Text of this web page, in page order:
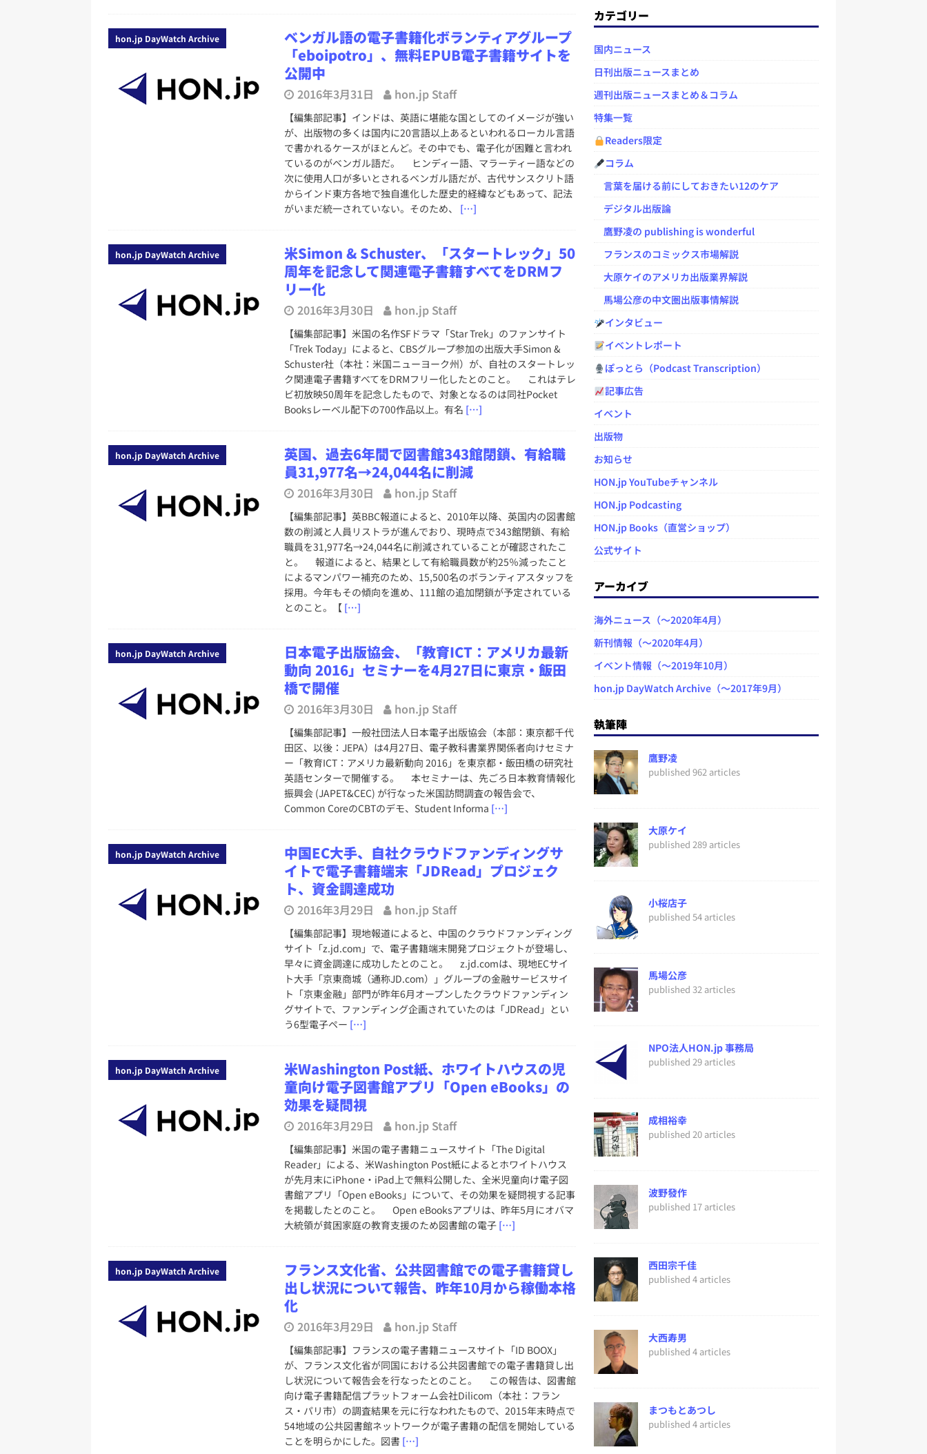
hon.jp DayWatch Archive
ベンガル語の電子書籍化ボランティアグループ
「eboipotro」、無料EPUB電子書籍サイトを
公開中
2016年3月31日 hon.jp Staff
【編集部記事】インドは、英語に堪能な国としてのイメージが強い
が、出版物の多くは国内に20言語以上あるといわれるローカル言語
で書かれるケースがほとんど。その中でも、電子化が困難と言われ
ているのがベンガル語だ。 ヒンディー語、マラーティー語などの
次に使用人口が多いとされるベンガル語だが、古代サンスクリト語
からインド東方各地で独自進化した歴史的経緯などもあって、記法
がいまだ統一されていない。そのため、 […]
hon.jp DayWatch Archive
米Simon & Schuster、「スタートレック」50
周年を記念して関連電子書籍すべてをDRMフ
リー化
2016年3月30日 hon.jp Staff
【編集部記事】米国の名作SFドラマ「Star Trek」のファンサイト
「Trek Today」によると、CBSグループ参加の出版大手Simon &
Schuster社（本社：米国ニューヨーク州）が、自社のスタートレッ
ク関連電子書籍すべてをDRMフリー化したとのこと。 これはテレ
ビ初放映50周年を記念したもので、対象となるのは同社Pocket
Booksレーベル配下の700作品以上。有名 […]
hon.jp DayWatch Archive
英国、過去6年間で図書館343館閉鎖、有給職
員31,977名→24,044名に削減
2016年3月30日 hon.jp Staff
【編集部記事】英BBC報道によると、2010年以降、英国内の図書館
数の削減と人員リストラが進んでおり、現時点で343館閉鎖、有給
職員を31,977名→24,044名に削減されていることが確認されたこ
と。 報道によると、結果として有給職員数が約25％減ったこと
によるマンパワー補充のため、15,500名のボランティアスタッフを
採用。今年もその傾向を進め、111館の追加閉鎖が予定されている
とのこと。【 […]
hon.jp DayWatch Archive
日本電子出版協会、「教育ICT：アメリカ最新
動向 2016」セミナーを4月27日に東京・飯田
橋で開催
2016年3月30日 hon.jp Staff
【編集部記事】一般社団法人日本電子出版協会（本部：東京都千代
田区、以後：JEPA）は4月27日、電子教科書業界関係者向けセミナ
ー「教育ICT：アメリカ最新動向 2016」を東京都・飯田橋の研究社
英語センターで開催する。 本セミナーは、先ごろ日本教育情報化
振興会 (JAPET&CEC) が行なった米国訪問調査の報告会で、
Common CoreのCBTのデモ、Student Informa […]
hon.jp DayWatch Archive
中国EC大手、自社クラウドファンディングサ
イトで電子書籍端末「JDRead」プロジェク
ト、資金調達成功
2016年3月29日 hon.jp Staff
【編集部記事】現地報道によると、中国のクラウドファンディング
サイト「z.jd.com」で、電子書籍端末開発プロジェクトが登場し、
早々に資金調達に成功したとのこと。 z.jd.comは、現地ECサイ
ト大手「京東商城（通称JD.com）」グループの金融サービスサイ
ト「京東金融」部門が昨年6月オープンしたクラウドファンディン
グサイトで、ファンディング企画されていたのは「JDRead」とい
う6型電子ペー […]
hon.jp DayWatch Archive
米Washington Post紙、ホワイトハウスの児
童向け電子図書館アプリ「Open eBooks」の
効果を疑問視
2016年3月29日 hon.jp Staff
【編集部記事】米国の電子書籍ニュースサイト「The Digital
Reader」による、米Washington Post紙によるとホワイトハウス
が先月末にiPhone・iPad上で無料公開した、全米児童向け電子図
書館アプリ「Open eBooks」について、その効果を疑問視する記事
を掲載したとのこと。 Open eBooksアプリは、昨年5月にオバマ
大統領が貧困家庭の教育支援のため図書館の電子 […]
hon.jp DayWatch Archive
フランス文化省、公共図書館での電子書籍貸し
出し状況について報告、昨年10月から稼働本格
化
2016年3月29日 hon.jp Staff
【編集部記事】フランスの電子書籍ニュースサイト「ID BOOX」
が、フランス文化省が同国における公共図書館での電子書籍貸し出
し状況について報告会を行なったとのこと。 この報告は、図書館
向け電子書籍配信プラットフォーム会社Dilicom（本社：フラン
ス・パリ市）の調査結果を元に行なわれたもので、2015年末時点で
54地域の公共図書館ネットワークが電子書籍の配信を開始している
ことを明らかにした。図書 […]
カテゴリー
国内ニュース
日刊出版ニュースまとめ
週刊出版ニュースまとめ＆コラム
特集一覧
Readers限定
コラム
言葉を届ける前にしておきたい12のケア
デジタル出版論
鷹野凌の publishing is wonderful
フランスのコミックス市場解説
大原ケイのアメリカ出版業界解説
馬場公彦の中文圏出版事情解説
インタビュー
イベントレポート
ぽっとら（Podcast Transcription）
記事広告
イベント
出版物
お知らせ
HON.jp YouTubeチャンネル
HON.jp Podcasting
HON.jp Books（直営ショップ）
公式サイト
アーカイブ
海外ニュース（～2020年4月）
新刊情報（～2020年4月）
イベント情報（～2019年10月）
hon.jp DayWatch Archive（～2017年9月）
執筆陣
鷹野凌
published 962 articles
大原ケイ
published 289 articles
小桜店子
published 54 articles
馬場公彦
published 32 articles
NPO法人HON.jp 事務局
published 29 articles
成相裕幸
published 20 articles
波野發作
published 17 articles
西田宗千佳
published 4 articles
大西寿男
published 4 articles
まつもとあつし
published 4 articles